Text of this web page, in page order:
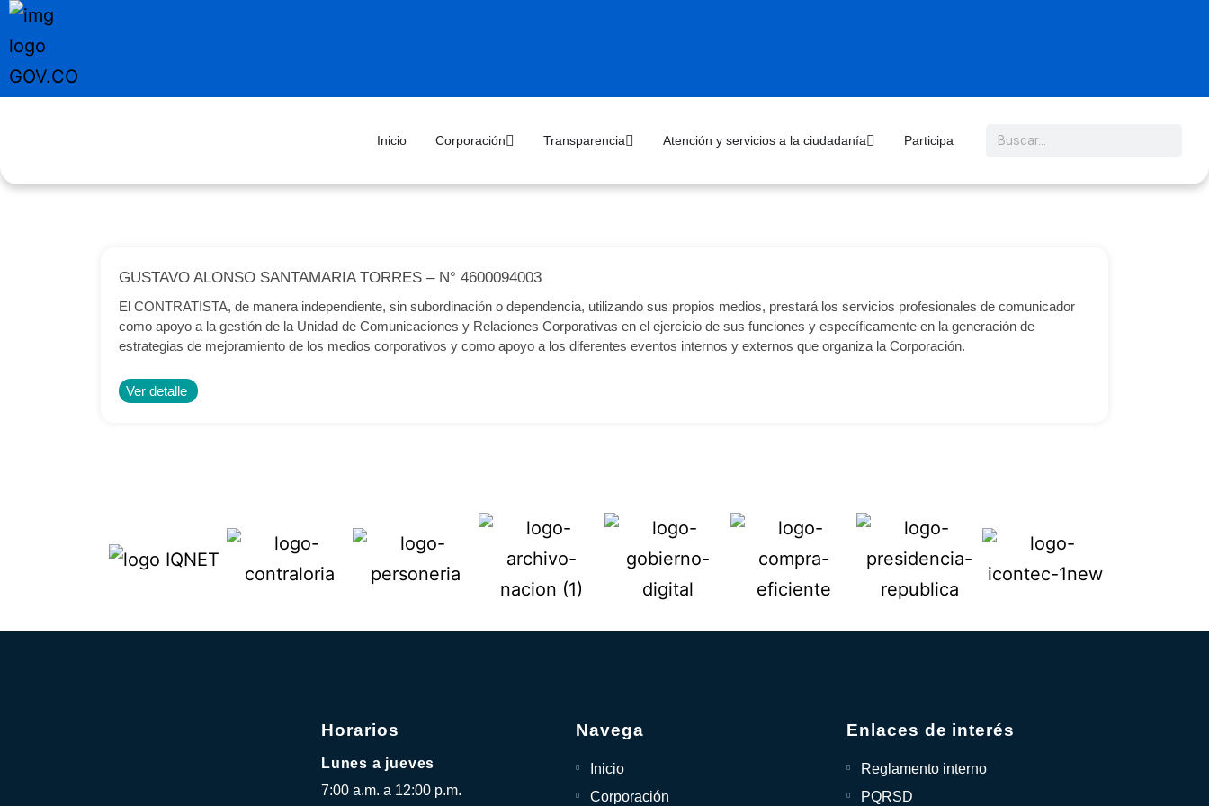
Inicio Corporación Transparencia Atención y servicios a la ciudadanía Participa
GUSTAVO ALONSO SANTAMARIA TORRES – N° 4600094003
El CONTRATISTA, de manera independiente, sin subordinación o dependencia, utilizando sus propios medios, prestará los servicios profesionales de comunicador
como apoyo a la gestión de la Unidad de Comunicaciones y Relaciones Corporativas en el ejercicio de sus funciones y específicamente en la generación de
estrategias de mejoramiento de los medios corporativos y como apoyo a los diferentes eventos internos y externos que organiza la Corporación.
Ver detalle
Horarios
Lunes a jueves
7:00 a.m. a 12:00 p.m.
Navega
Inicio
Corporación
Enlaces de interés
Reglamento interno
PQRSD